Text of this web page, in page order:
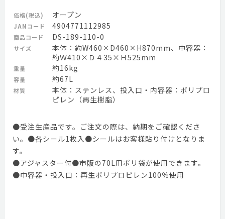
価格(税込) オープン
JANコード 4904771112985
商品コード DS-189-110-0
サイズ
本体：約W460×D460×H870mm、中容器：
約Ｗ410×Ｄ４35×Ｈ525mm
重量 約16kg
容量 約67L
材質
本体：ステンレス、投入口・内容器：ポリプロ
ピレン（再生樹脂）
●受注生産品です。ご注文の際は、納期をご確認くださ
い。●各シール1枚入●シールはお客様貼り付けとなりま
す。
●アジャスター付●市販の70L用ポリ袋が使用できます。
●中容器・投入口：再生ポリプロピレン100％使用